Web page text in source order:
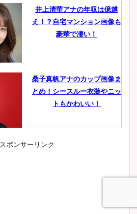
井上清華アナの年収は億越
え！？自宅マンション画像も
豪華で凄い！
桑子真帆アナのカップ画像ま
とめ！シースルー衣装やニッ
トもかわいい！
小室瑛莉子のカップ画像まと
スポンサーリンク